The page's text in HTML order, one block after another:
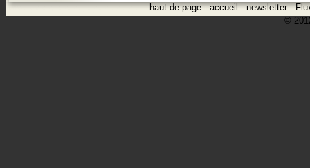
haut de page.accueil.newsletter.
©